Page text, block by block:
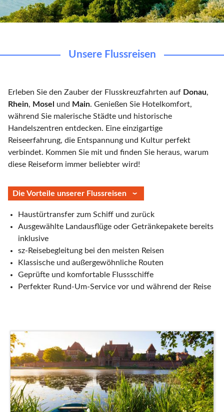
Unsere Flussreisen
Erleben Sie den Zauber der Flusskreuzfahrten auf Donau,
Rhein, Mosel und Main. Genießen Sie Hotelkomfort,
während Sie malerische Städte und historische
Handelszentren entdecken. Eine einzigartige
Reiseerfahrung, die Entspannung und Kultur perfekt
verbindet. Kommen Sie mit und finden Sie heraus, warum
diese Reiseform immer beliebter wird!
Die Vorteile unserer Flussreisen
Haustürtransfer zum Schiff und zurück
Ausgewählte Landausflüge oder Getränkepakete bereits
inklusive
sz-Reisebegleitung bei den meisten Reisen
Klassische und außergewöhnliche Routen
Geprüfte und komfortable Flussschiffe
Perfekter Rund-Um-Service vor und während der Reise